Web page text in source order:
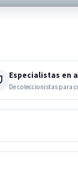
Especialistas en
De coleccionistas para